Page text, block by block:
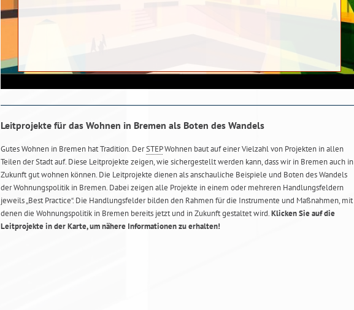
Leitprojekte für das Wohnen in Bremen als Boten des Wandels
Gutes Wohnen in Bremen hat Tradition. DerSTEPWohnen baut auf einer Vielzahl von Projekten in allen
Teilen der Stadt auf. Diese Leitprojekte zeigen, wie sichergestellt werden kann, dass wir in Bremen auch in
Zukunft gut wohnen können. Die Leitprojekte dienen als anschauliche Beispiele und Boten des Wandels
der Wohnungspolitik in Bremen. Dabei zeigen alle Projekte in einem oder mehreren Handlungsfeldern
jeweils „Best Practice“. Die Handlungsfelder bilden den Rahmen für die Instrumente und Maßnahmen, mit
denen die Wohnungspolitik in Bremen bereits jetzt und in Zukunft gestaltet wird.Klicken Sie auf die
Leitprojekte in der Karte, um nähere Informationen zu erhalten!